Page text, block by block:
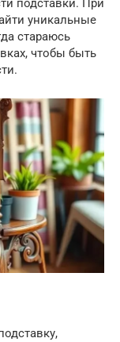
подставки. При
уникальные
стараюсь
чтобы быть